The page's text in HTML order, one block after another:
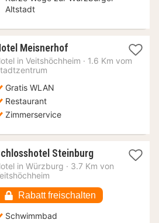
Altstadt
Meisnerhof1
Nacht
in Veitshöchheim · 1.6 Km vom
Gratis WLAN
Restaurant
Zimmerservice
Steinburg1
Nacht
€
in Würzburg · 3.7 Km von
Rabatt freischalten
Schwimmbad